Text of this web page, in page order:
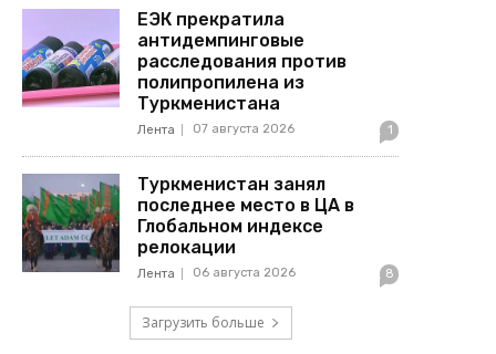
ЕЭК прекратила
антидемпинговые
расследования против
полипропилена из
Туркменистана
Лента 07 августа 2026 1
Туркменистан занял
последнее место в ЦА в
Глобальном индексе
релокации
Лента 06 августа 2026 8
Загрузить больше